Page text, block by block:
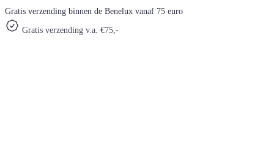
Gratis verzending binnen de Benelux vanaf 75 euro
Gratis verzending v.a. €75,-